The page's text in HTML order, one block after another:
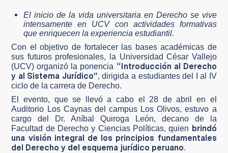
El inicio de la vida universitaria en Derecho se vive
intensamente en UCV con actividades formativas
que enriquecen la experiencia estudiantil.
Con el objetivo de fortalecer las bases académicas de
sus futuros profesionales, la Universidad César Vallejo
(UCV) organizó la ponencia “Introducción al Derecho
y al Sistema Jurídico”, dirigida a estudiantes del I al IV
ciclo de la carrera de Derecho.
El evento, que se llevó a cabo el 28 de abril en el
Auditorio Los Caynas del campus Los Olivos, estuvo a
cargo del Dr. Aníbal Quiroga León, decano de la
Facultad de Derecho y Ciencias Políticas, quien brindó
una visión integral de los principios fundamentales
del Derecho y del esquema jurídico peruano.